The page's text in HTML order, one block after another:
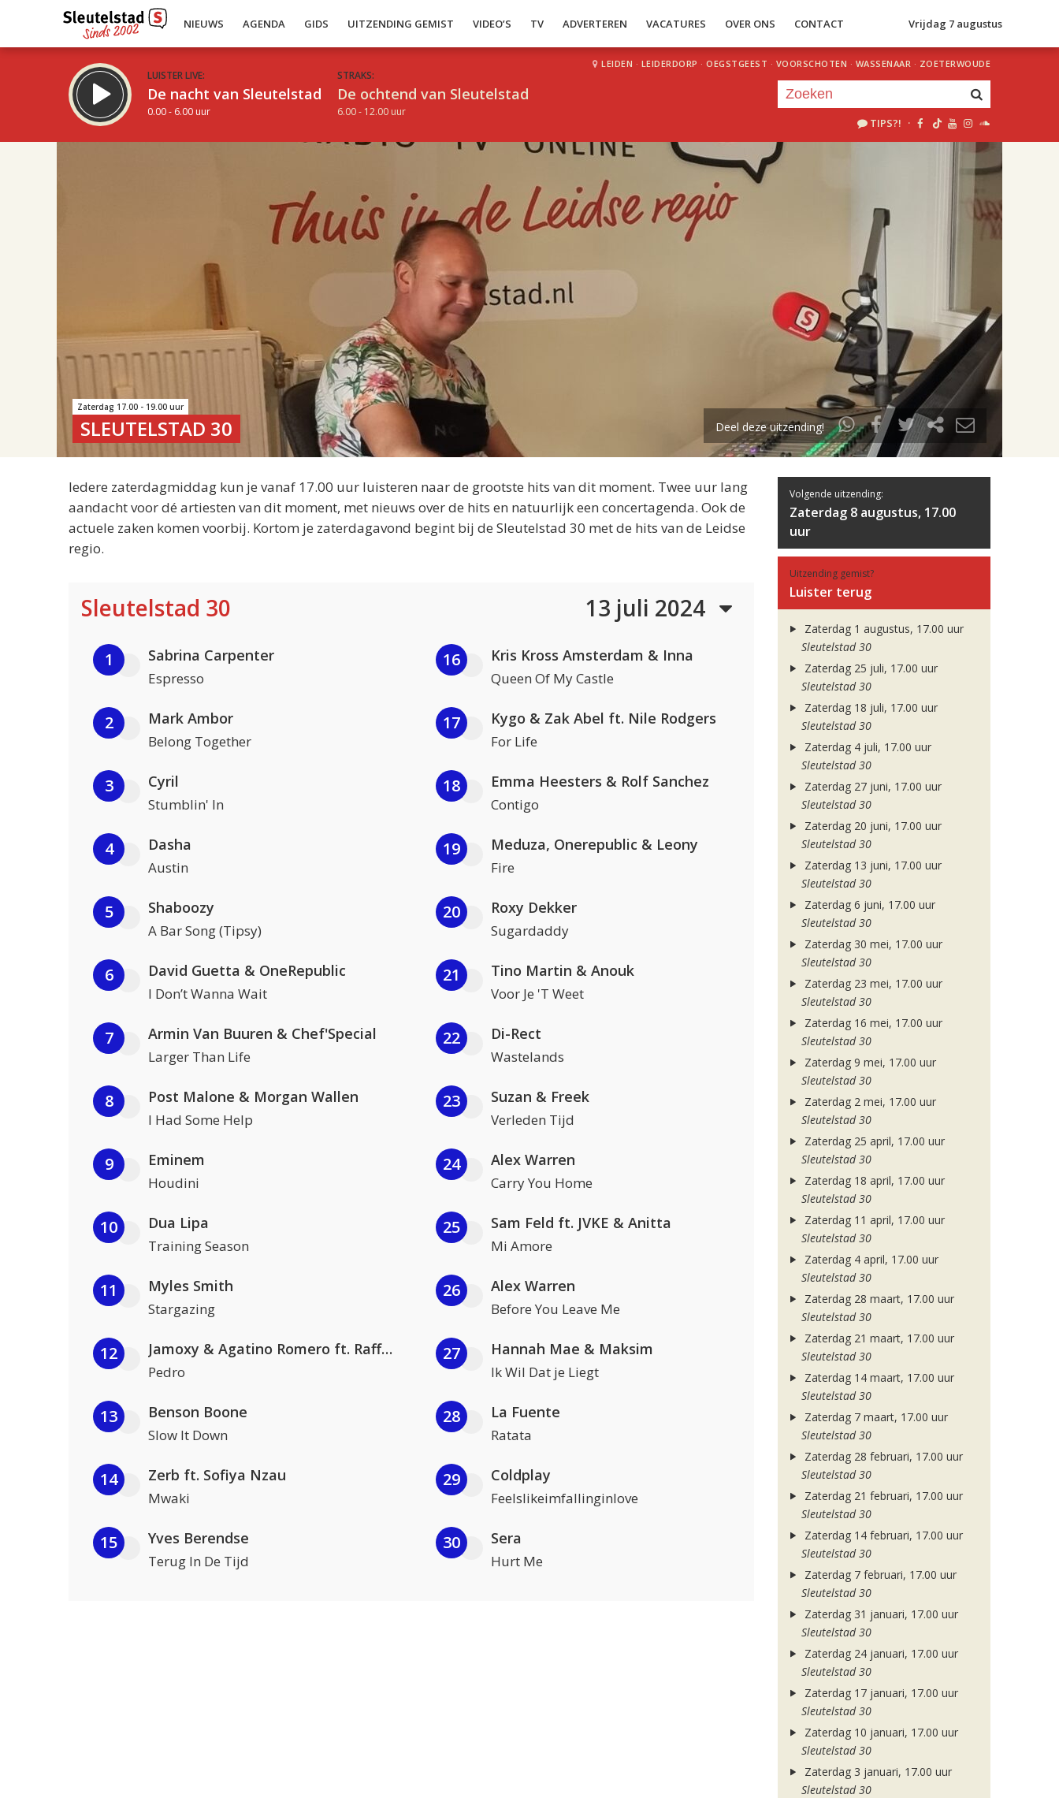
NIEUWS AGENDA GIDS UITZENDING GEMIST VIDEO’S TV ADVERTEREN VACATURES OVER ONS CONTACT Vrijdag 7 augustus
LUISTER LIVE:
De nacht van Sleutelstad
0.00 - 6.00 uur
STRAKS:
De ochtend van Sleutelstad
6.00 - 12.00 uur
LEIDEN · LEIDERDORP · OEGSTGEEST · VOORSCHOTEN · WASSENAAR · ZOETERWOUDE
TIPS?! ·
uur 1 van 2
Volgend uur
Zaterdag 17.00 - 19.00 uur
SLEUTELSTAD 30 Deel deze uitzending!
Iedere zaterdagmiddag kun je vanaf 17.00 uur luisteren naar de grootste hits van dit moment. Twee uur lang
aandacht voor dé artiesten van dit moment, met nieuws over de hits en natuurlijk een concertagenda. Ook de
actuele zaken komen voorbij. Kortom je zaterdagavond begint bij de Sleutelstad 30 met de hits van de Leidse
regio.
Sleutelstad 30 13 juli 2024
1 Sabrina Carpenter
Espresso
2 Mark Ambor
Belong Together
3 Cyril
Stumblin' In
4 Dasha
Austin
5 Shaboozy
A Bar Song (Tipsy)
6 David Guetta & OneRepublic
I Don’t Wanna Wait
7 Armin Van Buuren & Chef'Special
Larger Than Life
8 Post Malone & Morgan Wallen
I Had Some Help
9 Eminem
Houdini
10 Dua Lipa
Training Season
11 Myles Smith
Stargazing
12 Jamoxy & Agatino Romero ft. Raffaella Carrà
Pedro
13 Benson Boone
Slow It Down
14 Zerb ft. Sofiya Nzau
Mwaki
15 Yves Berendse
Terug In De Tijd
16 Kris Kross Amsterdam & Inna
Queen Of My Castle
17 Kygo & Zak Abel ft. Nile Rodgers
For Life
18 Emma Heesters & Rolf Sanchez
Contigo
19 Meduza, Onerepublic & Leony
Fire
20 Roxy Dekker
Sugardaddy
21 Tino Martin & Anouk
Voor Je 'T Weet
22 Di-Rect
Wastelands
23 Suzan & Freek
Verleden Tijd
24 Alex Warren
Carry You Home
25 Sam Feld ft. JVKE & Anitta
Mi Amore
26 Alex Warren
Before You Leave Me
27 Hannah Mae & Maksim
Ik Wil Dat je Liegt
28 La Fuente
Ratata
29 Coldplay
Feelslikeimfallinginlove
30 Sera
Hurt Me
Volgende uitzending:
Zaterdag 8 augustus, 17.00
uur
Uitzending gemist?
Luister terug
Zaterdag 1 augustus, 17.00 uur
Sleutelstad 30
Zaterdag 25 juli, 17.00 uur
Sleutelstad 30
Zaterdag 18 juli, 17.00 uur
Sleutelstad 30
Zaterdag 4 juli, 17.00 uur
Sleutelstad 30
Zaterdag 27 juni, 17.00 uur
Sleutelstad 30
Zaterdag 20 juni, 17.00 uur
Sleutelstad 30
Zaterdag 13 juni, 17.00 uur
Sleutelstad 30
Zaterdag 6 juni, 17.00 uur
Sleutelstad 30
Zaterdag 30 mei, 17.00 uur
Sleutelstad 30
Zaterdag 23 mei, 17.00 uur
Sleutelstad 30
Zaterdag 16 mei, 17.00 uur
Sleutelstad 30
Zaterdag 9 mei, 17.00 uur
Sleutelstad 30
Zaterdag 2 mei, 17.00 uur
Sleutelstad 30
Zaterdag 25 april, 17.00 uur
Sleutelstad 30
Zaterdag 18 april, 17.00 uur
Sleutelstad 30
Zaterdag 11 april, 17.00 uur
Sleutelstad 30
Zaterdag 4 april, 17.00 uur
Sleutelstad 30
Zaterdag 28 maart, 17.00 uur
Sleutelstad 30
Zaterdag 21 maart, 17.00 uur
Sleutelstad 30
Zaterdag 14 maart, 17.00 uur
Sleutelstad 30
Zaterdag 7 maart, 17.00 uur
Sleutelstad 30
Zaterdag 28 februari, 17.00 uur
Sleutelstad 30
Zaterdag 21 februari, 17.00 uur
Sleutelstad 30
Zaterdag 14 februari, 17.00 uur
Sleutelstad 30
Zaterdag 7 februari, 17.00 uur
Sleutelstad 30
Zaterdag 31 januari, 17.00 uur
Sleutelstad 30
Zaterdag 24 januari, 17.00 uur
Sleutelstad 30
Zaterdag 17 januari, 17.00 uur
Sleutelstad 30
Zaterdag 10 januari, 17.00 uur
Sleutelstad 30
Zaterdag 3 januari, 17.00 uur
Sleutelstad 30